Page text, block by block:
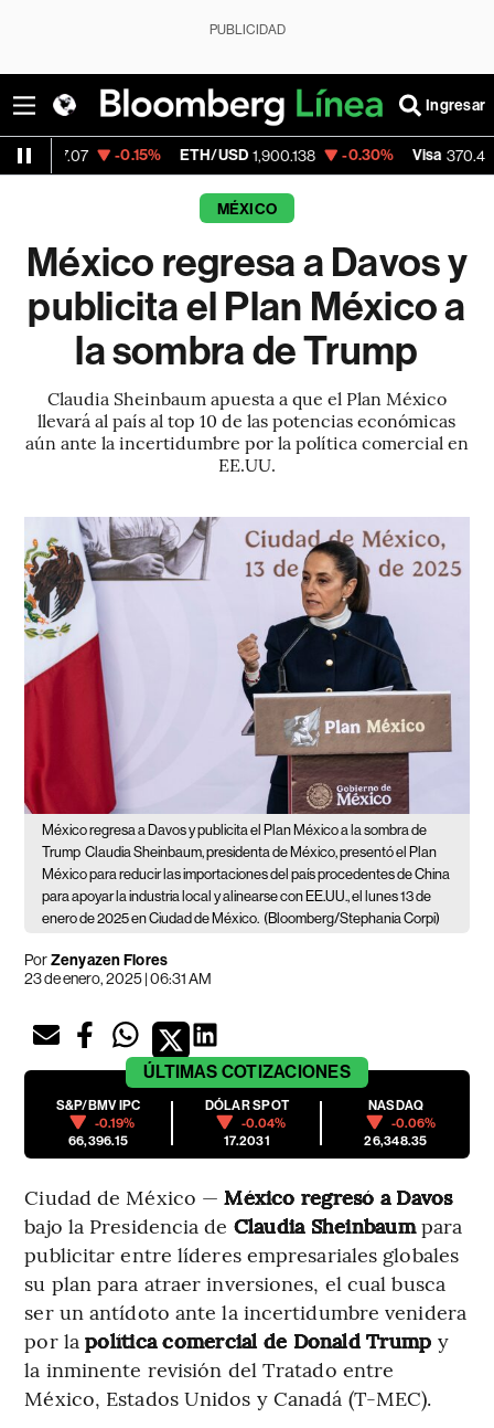
PUBLICIDAD
Ingresar
-0.15% ETH/USD 1,900.138 -0.30% Visa 370.47 +0.52%
MÉXICO
México regresa a Davos y
publicita el Plan México a
la sombra de Trump
Claudia Sheinbaum apuesta a que el Plan México
llevará al país al top 10 de las potencias económicas
aún ante la incertidumbre por la política comercial en
EE.UU.
México regresa a Davos y publicita el Plan México a la sombra de
Trump Claudia Sheinbaum, presidenta de México, presentó el Plan
México para reducir las importaciones del país procedentes de China
para apoyar la industria local y alinearse con EE.UU., el lunes 13 de
enero de 2025 en Ciudad de México. (Bloomberg/Stephania Corpi)
PorZenyazen Flores
23 de enero, 2025 | 06:31 AM
ÚLTIMAS COTIZACIONES
S&P/BMV IPC
-0.19%
66,396.15
DÓLAR SPOT
-0.04%
17.2031
NASDAQ
-0.06%
26,348.35
Ciudad de México —México regresó a Davos
bajo la Presidencia de Claudia Sheinbaumpara
publicitar entre líderes empresariales globales
su plan para atraer inversiones, el cual busca
ser un antídoto ante la incertidumbre venidera
por la política comercial de Donald Trump y
la inminente revisión del Tratado entre
México, Estados Unidos y Canadá (T-MEC).